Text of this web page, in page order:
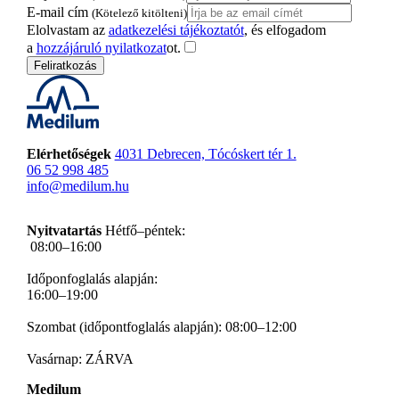
E-mail cím (Kötelező kitölteni)
Elolvastam az adatkezelési tájékoztatót, és elfogadom
a hozzájáruló nyilatkozatot.
Feliratkozás
Elérhetőségek 4031 Debrecen, Tócóskert tér 1.
06 52 998 485
info@medilum.hu
NyitvatartásHétfő–péntek:
08:00–16:00
Időponfoglalás alapján:
16:00–19:00
Szombat (időpontfoglalás alapján): 08:00–12:00
Vasárnap: ZÁRVA
Medilum